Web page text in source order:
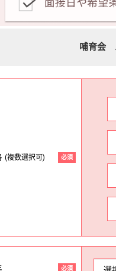
哺育会
(複数選択可) 必須
必須